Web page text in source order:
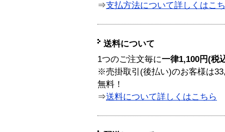
⇒支払方法について詳しくはこ
送料について
1つのご注文毎に一律1,100円(税
※売掛取引(後払い)のお客様は
無料！
⇒送料について詳しくはこちら